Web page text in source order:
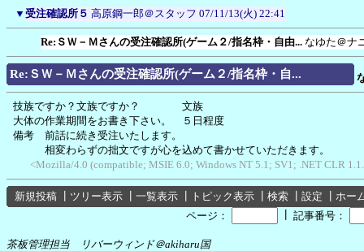
▼ 受注確認所５ 高原鋼一郎＠スタッフ 07/11/13(火) 22:41
Re:ＳＷ－Ｍさんの受注確認所(ゲーム２/指名枠・自由... なゆた＠ナ
Re:ＳＷ－Ｍさんの受注確認所(ゲーム２/指名枠・自...
技族ですか？文族ですか？ 文族
大体の作業期間をお書き下さい。 ５日程度
備考 前話に続き受注いたします。
相変わらずの拙文ですが心を込めて書かせていただきます。
<Mozilla/4.0 (compatible; MSIE 6.0; Windows NT 5.1; SV1; .NET CLR
新規投稿 ツリー表示 一覧表示 トピック表示 検索 設定
ホー
ページ：
記事番号：
茶板管理担当 リバーウィンド＠akiharu国